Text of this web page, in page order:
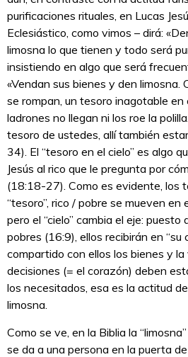
purificaciones rituales, en Lucas
Eclesiástico, como vimos – dirá:
limosna lo que tienen y todo será
insistiendo en algo que será
«Vendan sus bienes y den limosna.
se rompan, un tesoro inagotable en
ladrones no llegan ni los roe la
tesoro de ustedes, allí también
34). El “tesoro en el cielo” es algo
Jesús al rico que le pregunta por
(18:18-27). Como es evidente, los
“tesoro”, rico / pobre se mueven en
pero el “cielo” cambia el eje: puesto
pobres (16:9), ellos recibirán en “su
compartido con ellos los bienes y
decisiones (= el corazón) deben
los necesitados, esa es la actitud
limosna.
Como se ve, en la Biblia la
se da a una persona en la puerta